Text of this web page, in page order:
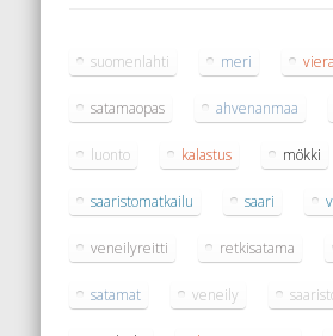
suomenlahti meri
satamaopas ahvenanmaa
luonto kalastus mökki
saaristomatkailu saari
veneilyreitti retkisatama
satamat veneily